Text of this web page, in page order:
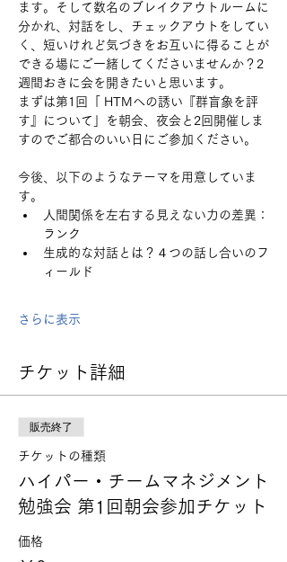
ます。そして数名のブレイクアウトルームに
分かれ、対話をし、チェックアウトをしてい
く、短いけれど気づきをお互いに得ることが
できる場にご一緒してくださいませんか？2
週間おきに会を開きたいと思います。
まずは第1回「 HTMへの誘い『群盲象を評
す』について」を朝会、夜会と2回開催しま
すのでご都合のいい日にご参加ください。
今後、以下のようなテーマを用意していま
す。
人間関係を左右する見えない力の差異：
ランク
生成的な対話とは？４つの話し合いのフ
ィールド
さらに表示
チケット詳細
販売終了
チケットの種類
ハイパー・チームマネジメント
勉強会 第1回朝会参加チケット
価格